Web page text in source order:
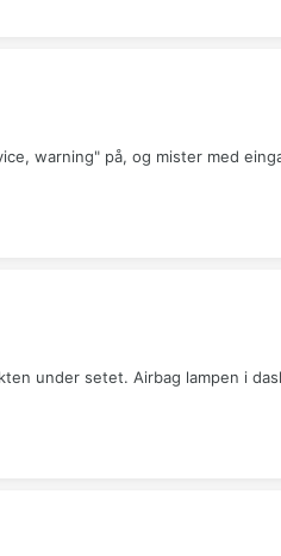
warning" på, og mister med
under setet. Airbag lampen i